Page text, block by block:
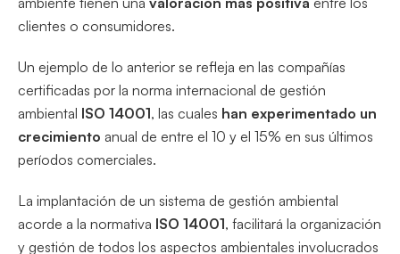
clientes o consumidores.
Un ejemplo de lo anterior se refleja en las compañías
certificadas por la norma internacional de gestión
ambiental ISO 14001, las cuales han experimentado un
crecimiento anual de entre el 10 y el 15% en sus últimos
períodos comerciales.
La implantación de un sistema de gestión ambiental
acorde a la normativa ISO 14001, facilitará la organización
y gestión de todos los aspectos ambientales involucrados